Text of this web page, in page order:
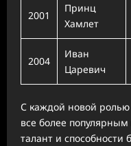
2001
Принц
Хамлет
2004
Иван
Царевич
С каждой новой
все более
талант и